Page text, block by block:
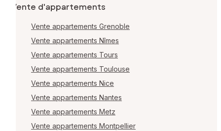
Vente d'appartements
Vente appartements Grenoble
Vente appartements Nîmes
Vente appartements Tours
Vente appartements Toulouse
Vente appartements Nice
Vente appartements Nantes
Vente appartements Metz
Vente appartements Montpellier